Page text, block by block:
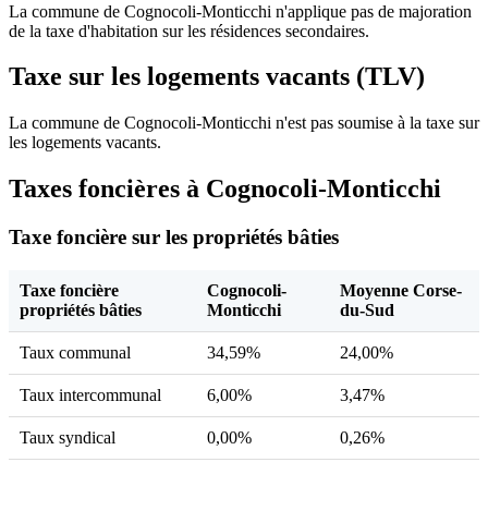
La commune de Cognocoli-Monticchi n'applique pas de majoration
de la taxe d'habitation sur les résidences secondaires.
Taxe sur les logements vacants (TLV)
La commune de Cognocoli-Monticchi n'est pas soumise à la taxe sur
les logements vacants.
Taxes foncières à Cognocoli-Monticchi
Taxe foncière sur les propriétés bâties
Taxe foncière
propriétés bâties
Cognocoli-
Monticchi
Moyenne Corse-
du-Sud
Taux communal 34,59% 24,00%
Taux intercommunal 6,00% 3,47%
Taux syndical 0,00% 0,26%